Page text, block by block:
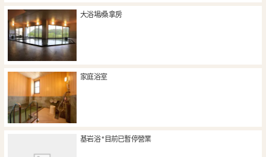
大浴場/桑拿房
家庭浴室
基岩浴 *目前已暫停營業